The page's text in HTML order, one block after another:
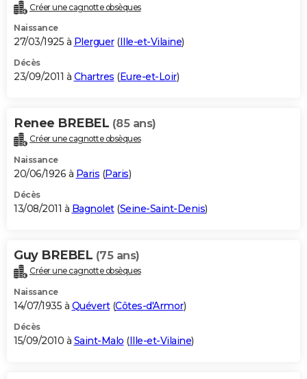
Créer une cagnotte obsèques
Naissance
27/03/1925 à Plerguer(Ille-et-Vilaine)
Décès
23/09/2011 à Chartres (Eure-et-Loir)
Renee BREBEL (85 ans)
Créer une cagnotte obsèques
Naissance
20/06/1926 à Paris (Paris)
Décès
13/08/2011 à Bagnolet(Seine-Saint-Denis)
Guy BREBEL (75 ans)
Créer une cagnotte obsèques
Naissance
14/07/1935 à Quévert(Côtes-d'Armor)
Décès
15/09/2010 à Saint-Malo (Ille-et-Vilaine)